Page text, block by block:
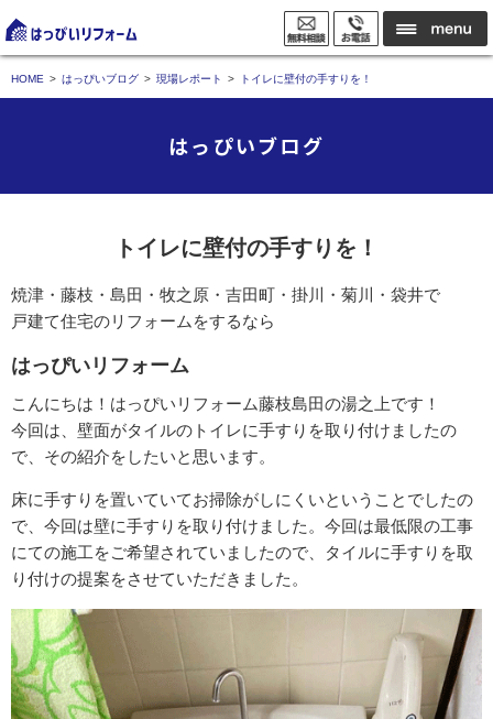
HOME はっぴいブログ 現場レポート トイレに壁付の手すりを！
はっぴいブログ
トイレに壁付の手すりを！
焼津・藤枝・島田・牧之原・吉田町・掛川・菊川・袋井で
戸建て住宅のリフォームをするなら
はっぴいリフォーム
こんにちは！はっぴいリフォーム藤枝島田の湯之上です！
今回は、壁面がタイルのトイレに手すりを取り付けましたの
で、その紹介をしたいと思います。
床に手すりを置いていてお掃除がしにくいということでしたの
で、今回は壁に手すりを取り付けました。今回は最低限の工事
にての施工をご希望されていましたので、タイルに手すりを取
り付けの提案をさせていただきました。